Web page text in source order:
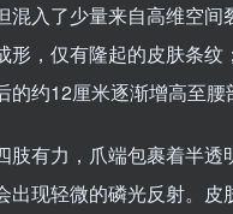
混入了少量来自高维空
形，仅有隆起的皮肤条
的约12厘米逐渐增高至腰
肢有力，爪端包裹着半
出现轻微的磷光反射。